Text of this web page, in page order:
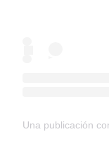
Una publicación